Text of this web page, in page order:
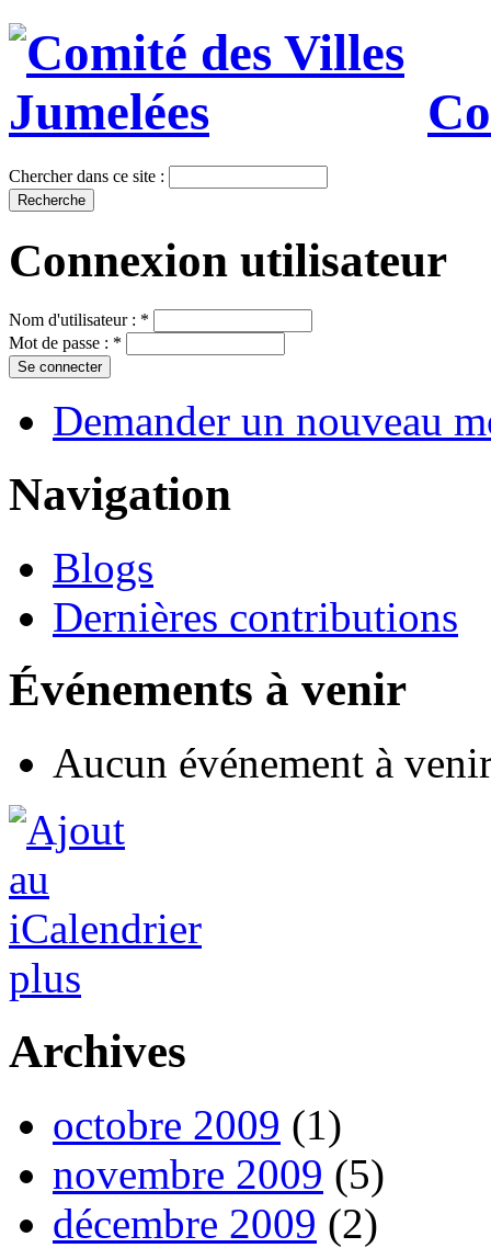
Chercher dans ce site :
Connexion utilisateur
Nom d'utilisateur : *
Mot de passe : *
Demander un nouveau
Navigation
Blogs
Dernières contributions
Événements à venir
Aucun événement à
plus
Archives
octobre 2009 (1)
novembre 2009 (5)
décembre 2009 (2)